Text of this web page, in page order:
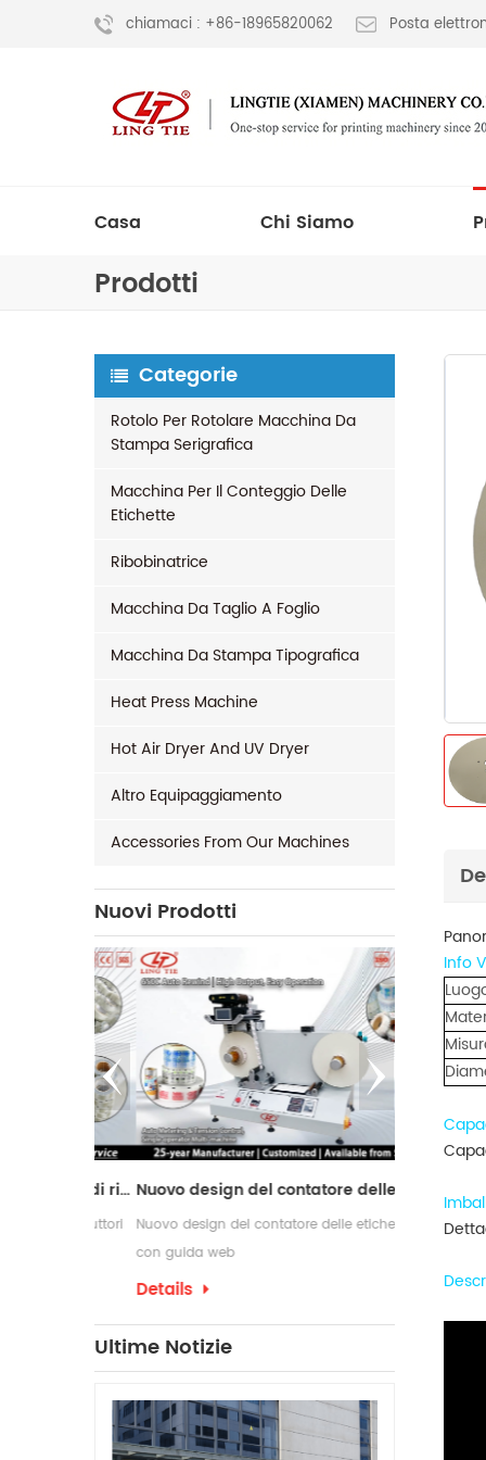
chiamaci : +86-18965820062 Posta
Casa Chi Siamo
Prodotti
Categorie
Rotolo Per Rotolare Macchina Da
Stampa Serigrafica
Macchina Per Il Conteggio Delle
Etichette
Ribobinatrice
Macchina Da Taglio A Foglio
Macchina Da Stampa Tipografica
Heat Press Machine
Hot Air Dryer And UV Dryer
Altro Equipaggiamento
Accessories From Our Machines
Nuovi Prodotti
Nuovo design del contatore delle etichette con guida web
Nuovo design del contatore delle etichette
con guida web
Details
Le
richiedono
Details
Ultime Notizie
Info